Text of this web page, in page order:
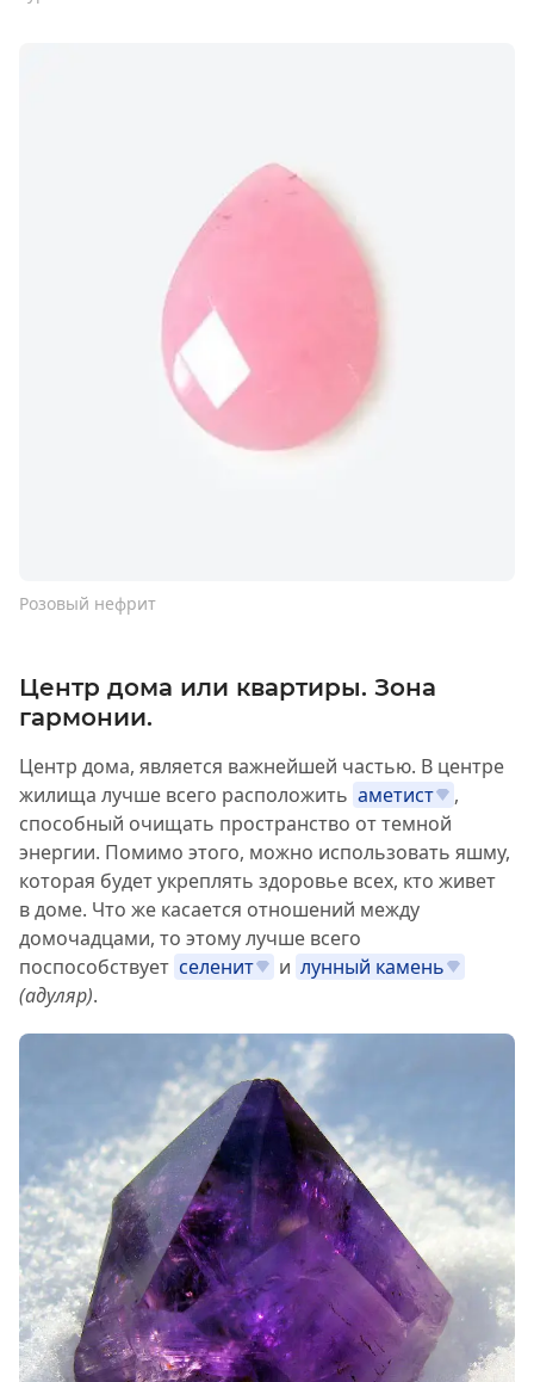
Розовый нефрит
Центр дома или квартиры. Зона
гармонии.
Центр дома, является важнейшей частью. В центре
жилища лучше всего расположить аметист
,
способный очищать пространство от темной
энергии. Помимо этого, можно использовать яшму,
которая будет укреплять здоровье всех, кто живет
в доме. Что же касается отношений между
домочадцами, то этому лучше всего
поспособствует селенит и лунный камень
(адуляр).